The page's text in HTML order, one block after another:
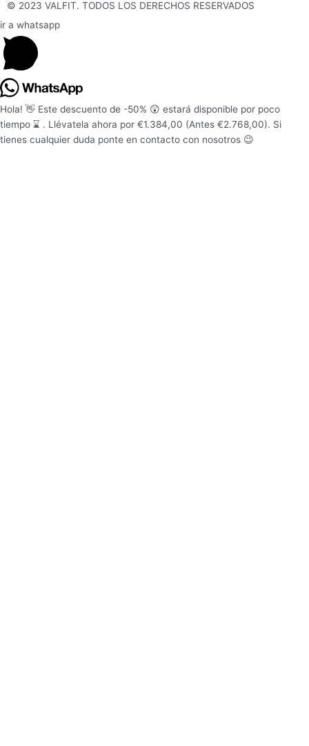
-
f
m
© 2023 VALFIT. TODOS LOS DERECHOS RESERVADOS
ir a whatsapp
Hola! 👋 Este descuento de -50% 😲 estará disponible por poco
tiempo ⌛ . Llévatela ahora por €1.384,00 (Antes €2.768,00). Si
tienes cualquier duda ponte en contacto con nosotros 😉